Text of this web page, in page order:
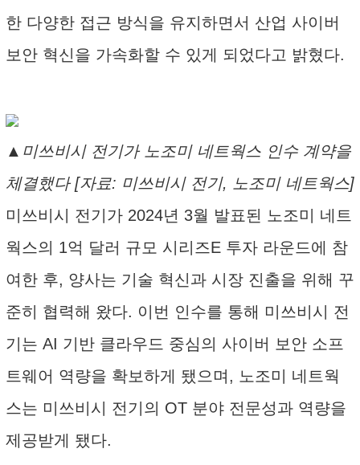
한 다양한 접근 방식을 유지하면서 산업 사이버
보안 혁신을 가속화할 수 있게 되었다고 밝혔다.
▲미쓰비시 전기가 노조미 네트웍스 인수 계약을
체결했다 [자료: 미쓰비시 전기, 노조미 네트웍스]
미쓰비시 전기가 2024년 3월 발표된 노조미 네트
웍스의 1억 달러 규모 시리즈E 투자 라운드에 참
여한 후, 양사는 기술 혁신과 시장 진출을 위해 꾸
준히 협력해 왔다. 이번 인수를 통해 미쓰비시 전
기는 AI 기반 클라우드 중심의 사이버 보안 소프
트웨어 역량을 확보하게 됐으며, 노조미 네트웍
스는 미쓰비시 전기의 OT 분야 전문성과 역량을
제공받게 됐다.